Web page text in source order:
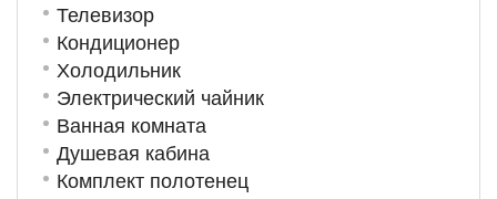
Телевизор
Кондиционер
Холодильник
Электрический чайник
Ванная комната
Душевая кабина
Комплект полотенец